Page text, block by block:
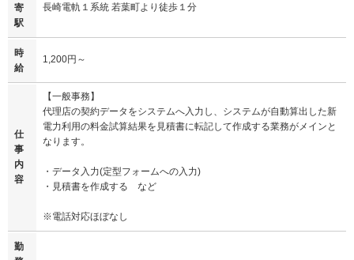
寄
駅
長崎電軌１系統 若葉町より徒歩１分
時
給
1,200円～
仕
事
内
容
【一般事務】
代理店の契約データをシステムへ入力し、システムが自動算出した新
電力利用の料金試算結果を見積書に転記して作成する業務がメインと
なります。
・データ入力(定型フォームへの入力)
・見積書を作成する など
※電話対応ほぼなし
勤